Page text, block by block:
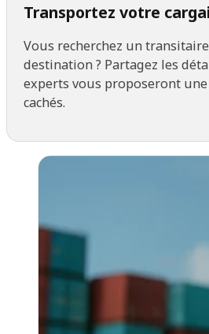
Transportez votre
Vous recherchez un
destination ? Partagez les
experts vous proposeront
cachés.